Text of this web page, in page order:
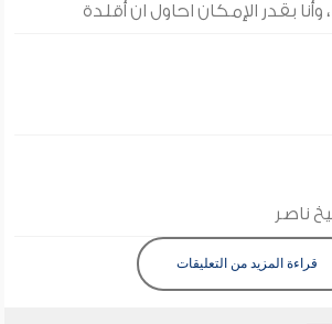
بقدر الإمكان احاول ان أقلدة
ناصر
قراءة المزيد من التعليقات